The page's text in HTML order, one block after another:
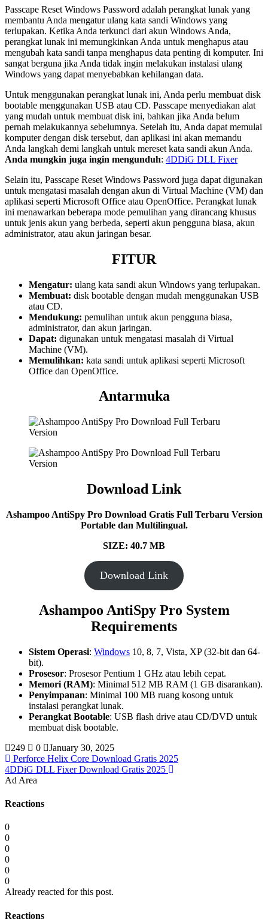
Passcape Reset Windows Password adalah perangkat lunak yang
membantu Anda mengatur ulang kata sandi Windows yang
terlupakan. Ketika Anda terkunci dari akun Windows Anda,
perangkat lunak ini memungkinkan Anda untuk menghapus atau
mengubah kata sandi tanpa menghapus data penting di komputer. Ini
sangat berguna jika Anda tidak ingin melakukan instalasi ulang
Windows yang dapat menyebabkan kehilangan data.
Untuk menggunakan perangkat lunak ini, Anda perlu membuat disk
bootable menggunakan USB atau CD. Passcape menyediakan alat
yang mudah untuk membuat disk ini, bahkan jika Anda belum
pernah melakukannya sebelumnya. Setelah itu, Anda dapat memulai
komputer dengan disk tersebut, dan aplikasi ini akan memandu
Anda langkah demi langkah untuk mereset kata sandi akun Anda.
Anda mungkin juga ingin mengunduh: 4DDiG DLL Fixer
Selain itu, Passcape Reset Windows Password juga dapat digunakan
untuk mengatasi masalah dengan akun di Virtual Machine (VM) dan
aplikasi seperti Microsoft Office atau OpenOffice. Perangkat lunak
ini menawarkan beberapa mode pemulihan yang dirancang khusus
untuk jenis akun yang berbeda, seperti akun pengguna biasa, akun
administrator, atau akun jaringan besar.
FITUR
Mengatur: ulang kata sandi akun Windows yang terlupakan.
Membuat: disk bootable dengan mudah menggunakan USB
atau CD.
Mendukung: pemulihan untuk akun pengguna biasa,
administrator, dan akun jaringan.
Dapat: digunakan untuk mengatasi masalah di Virtual
Machine (VM).
Memulihkan: kata sandi untuk aplikasi seperti Microsoft
Office dan OpenOffice.
Antarmuka
Download Link
Ashampoo AntiSpy Pro Download Gratis Full Terbaru Version
Portable dan Multilingual.
SIZE: 40.7 MB
Download Link
Ashampoo AntiSpy Pro System
Requirements
Sistem Operasi: Windows 10, 8, 7, Vista, XP (32-bit dan 64-
bit).
Prosesor: Prosesor Pentium 1 GHz atau lebih cepat.
Memori (RAM): Minimal 512 MB RAM (1 GB disarankan).
Penyimpanan: Minimal 100 MB ruang kosong untuk
instalasi perangkat lunak.
Perangkat Bootable: USB flash drive atau CD/DVD untuk
membuat disk bootable.
249
0
January 30, 2025
Perforce Helix Core Download Gratis 2025
4DDiG DLL Fixer Download Gratis 2025
Ad Area
Reactions
0
0
0
0
0
0
Already reacted for this post.
Reactions